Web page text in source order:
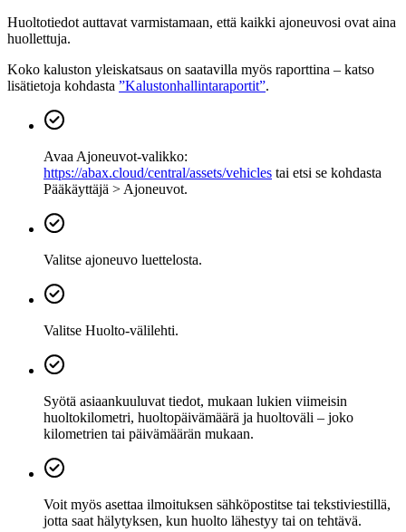
Huoltotiedot auttavat varmistamaan, että kaikki ajoneuvosi ovat aina
huollettuja.
Koko kaluston yleiskatsaus on saatavilla myös raporttina – katso
lisätietoja kohdasta ”Kalustonhallintaraportit”.
Avaa Ajoneuvot-valikko:
https://abax.cloud/central/assets/vehicles tai etsi se kohdasta
Pääkäyttäjä > Ajoneuvot.
Valitse ajoneuvo luettelosta.
Valitse Huolto-välilehti.
Syötä asiaankuuluvat tiedot, mukaan lukien viimeisin
huoltokilometri, huoltopäivämäärä ja huoltoväli – joko
kilometrien tai päivämäärän mukaan.
Voit myös asettaa ilmoituksen sähköpostitse tai tekstiviestillä,
jotta saat hälytyksen, kun huolto lähestyy tai on tehtävä.